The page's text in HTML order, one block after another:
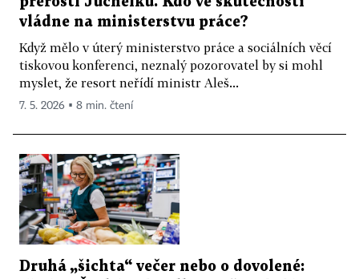
vládne na ministerstvu práce?
Když mělo v úterý ministerstvo práce a sociálních věcí
tiskovou konferenci, neznalý pozorovatel by si mohl
myslet, že resort neřídí ministr Aleš...
7. 5. 2026 ▪ 8 min. čtení
Druhá „šichta“ večer nebo o dovolené: